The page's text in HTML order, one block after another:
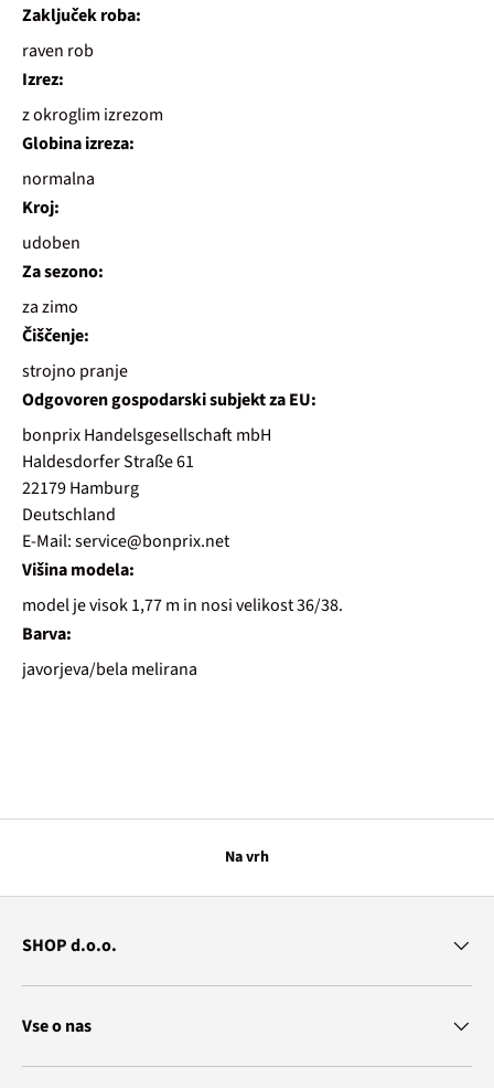
Zaključek roba:
raven rob
Izrez:
z okroglim izrezom
Globina izreza:
normalna
Kroj:
udoben
Za sezono:
za zimo
Čiščenje:
strojno pranje
Odgovoren gospodarski subjekt za EU:
bonprix Handelsgesellschaft mbH
Haldesdorfer Straße 61
22179 Hamburg
Deutschland
E-Mail: service@bonprix.net
Višina modela:
model je visok 1,77 m in nosi velikost 36/38.
Barva:
javorjeva/bela melirana
Na vrh
SHOP d.o.o.
Vse o nas